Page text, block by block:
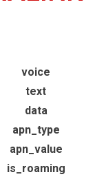
voice
text
data
apn_type
apn_value
is_roaming